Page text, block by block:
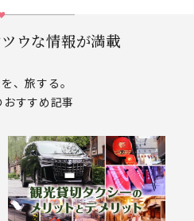
ウな情報が満載
、旅する。
すすめ記事